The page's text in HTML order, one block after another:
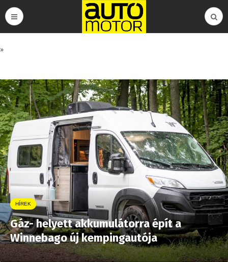
»
HÍREK
Gáz- helyett akkumulátorra épít a
Winnebago új kempingautója